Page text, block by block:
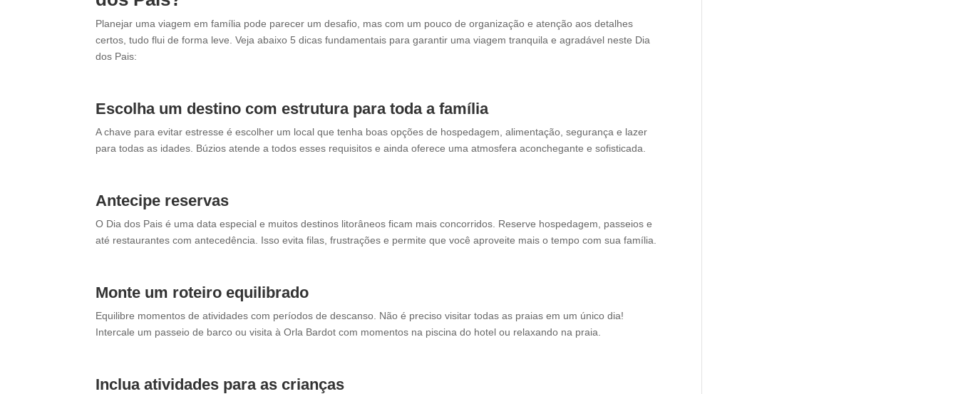
Planejar uma viagem em família pode parecer um desafio, mas com um pouco de organização e atenção aos detalhes
certos, tudo flui de forma leve. Veja abaixo 5 dicas fundamentais para garantir uma viagem tranquila e agradável neste Dia
dos Pais:
Escolha um destino com estrutura para toda a família
A chave para evitar estresse é escolher um local que tenha boas opções de hospedagem, alimentação, segurança e lazer
para todas as idades. Búzios atende a todos esses requisitos e ainda oferece uma atmosfera aconchegante e sofisticada.
Antecipe reservas
O Dia dos Pais é uma data especial e muitos destinos litorâneos ficam mais concorridos. Reserve hospedagem, passeios e
até restaurantes com antecedência. Isso evita filas, frustrações e permite que você aproveite mais o tempo com sua família.
Monte um roteiro equilibrado
Equilibre momentos de atividades com períodos de descanso. Não é preciso visitar todas as praias em um único dia!
Intercale um passeio de barco ou visita à Orla Bardot com momentos na piscina do hotel ou relaxando na praia.
Inclua atividades para as crianças